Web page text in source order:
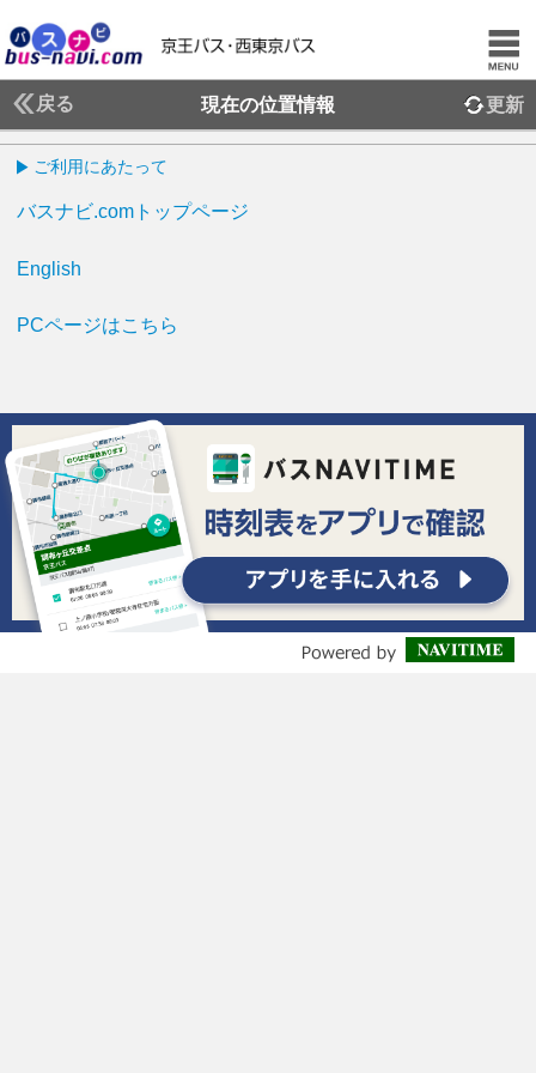
戻る 現在の位置情報 更新
ご利用にあたって
バスナビ.comトップページ
English
PCページはこちら